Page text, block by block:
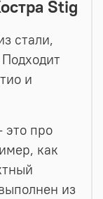
Stig
стали,
и
это про
как
из